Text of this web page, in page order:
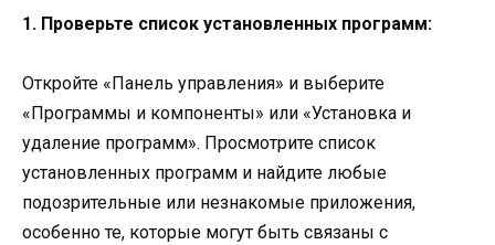
1. Проверьте список установленных программ:
Откройте «Панель управления» и выберите
«Программы и компоненты» или «Установка и
удаление программ». Просмотрите список
установленных программ и найдите любые
подозрительные или незнакомые приложения,
особенно те, которые могут быть связаны с